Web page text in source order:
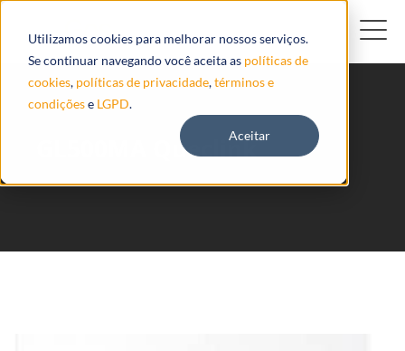
Utilizamos cookies para melhorar nossos serviços.
Se continuar navegando você aceita as políticas de
cookies, políticas de privacidade,términos e
condiçõese LGPD.
Aceitar
GL500MA Queclink